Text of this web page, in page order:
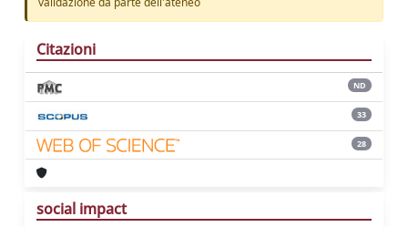
Citazioni
ND
33
28
social impact